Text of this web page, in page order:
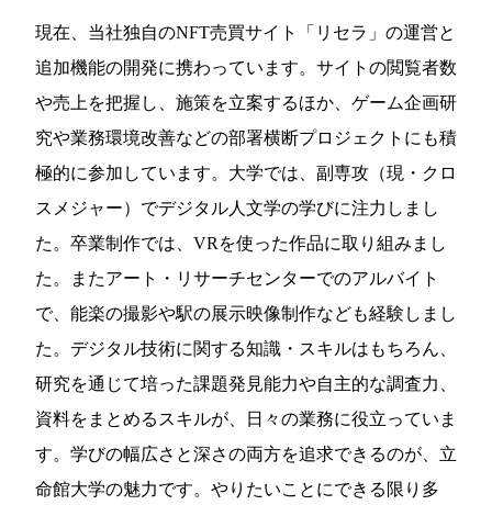
現在、当社独自のNFT売買サイト「リセラ」の運営と
追加機能の開発に携わっています。サイトの閲覧者数
や売上を把握し、施策を立案するほか、ゲーム企画研
究や業務環境改善などの部署横断プロジェクトにも積
極的に参加しています。大学では、副専攻（現・クロ
スメジャー）でデジタル人文学の学びに注力しまし
た。卒業制作では、VRを使った作品に取り組みまし
た。またアート・リサーチセンターでのアルバイト
で、能楽の撮影や駅の展示映像制作なども経験しまし
た。デジタル技術に関する知識・スキルはもちろん、
研究を通じて培った課題発見能力や自主的な調査力、
資料をまとめるスキルが、日々の業務に役立っていま
す。学びの幅広さと深さの両方を追求できるのが、立
命館大学の魅力です。やりたいことにできる限り多